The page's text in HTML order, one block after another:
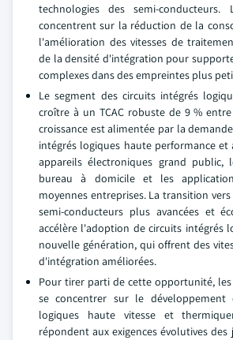
technologies des semi-conducteurs.
concentrent sur la réduction de la
l'amélioration des vitesses de
de la densité d'intégration pour
complexes dans des empreintes plus
Le segment des circuits intégrés
croître à un TCAC robuste de 9 %
croissance est alimentée par la
intégrés logiques haute performance et
appareils électroniques grand public,
bureau à domicile et les
moyennes entreprises. La transition
semi-conducteurs plus avancées et
accélère l'adoption de circuits intégrés
nouvelle génération, qui offrent des
d'intégration améliorées.
Pour tirer parti de cette opportunité,
se concentrer sur le développement
logiques haute vitesse et
répondent aux exigences évolutives des